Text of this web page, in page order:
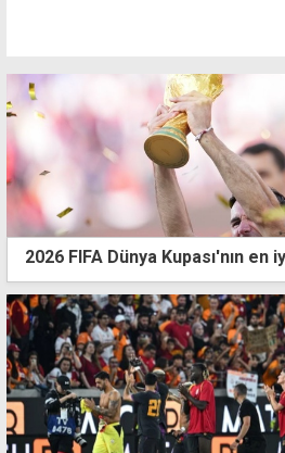
2026 FIFA Dünya Kupası'nın en